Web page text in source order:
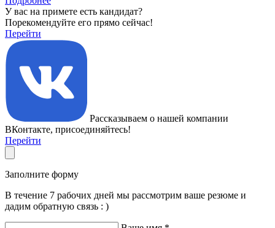
У вас на примете есть кандидат?
Порекомендуйте его прямо сейчас!
Перейти
Рассказываем о нашей компании
ВКонтакте, присоединяйтесь!
Перейти
Заполните форму
В течение 7 рабочих дней мы рассмотрим ваше резюме и
дадим обратную связь : )